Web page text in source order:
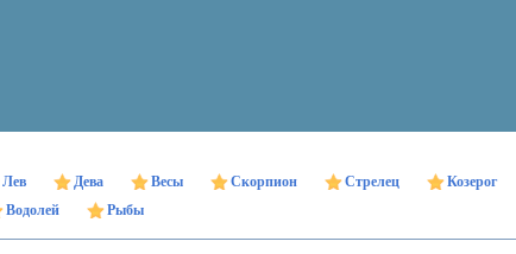
Лев Дева Весы Скорпион Стрелец
Козерог
Водолей
Рыбы